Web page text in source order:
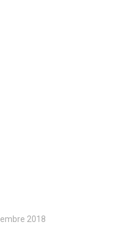
2018